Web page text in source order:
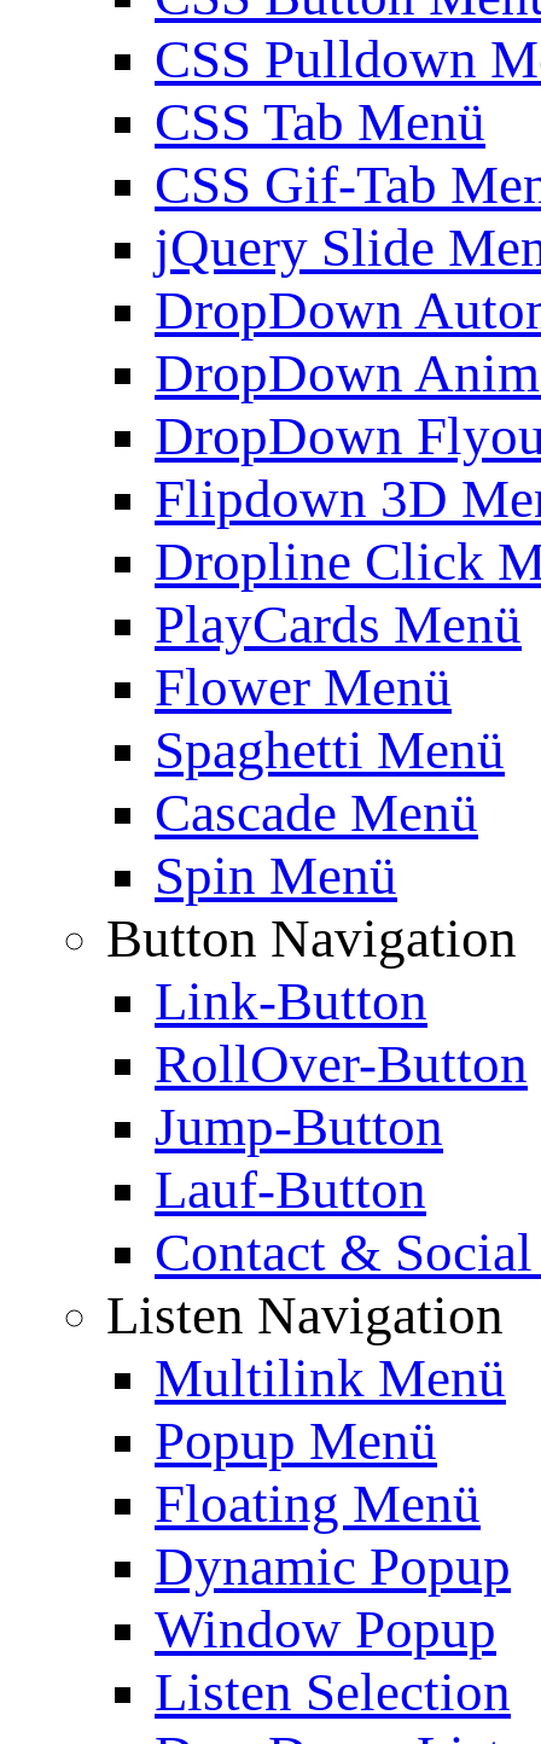
CSS Pulldown
CSS Tab Menü
CSS Gif-Tab
jQuery Slide
DropDown
DropDown
DropDown
Flipdown 3D
Dropline Click
PlayCards Menü
Flower Menü
Spaghetti Menü
Cascade Menü
Spin Menü
Button Navigation
Link-Button
RollOver-Button
Jump-Button
Lauf-Button
Contact &
Listen Navigation
Multilink Menü
Popup Menü
Floating Menü
Dynamic Popup
Window Popup
Listen Selection